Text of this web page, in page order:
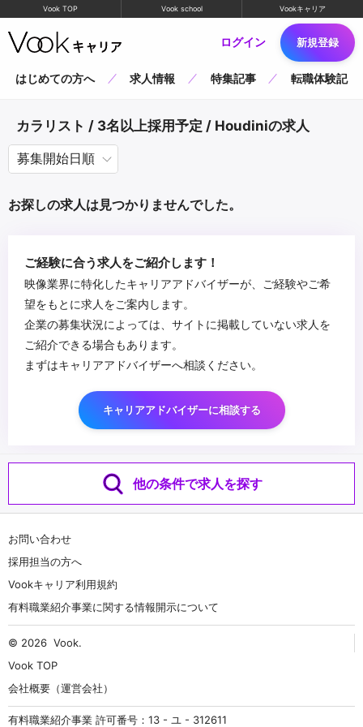
Vook TOP Vook school Vookキャリア
ログイン 新規登録
はじめての方へ 求人情報 特集記事 転職体験記
カラリスト / 3名以上採用予定 / Houdiniの求人
お探しの求人は見つかりませんでした。
ご経験に合う求人をご紹介します！
映像業界に特化したキャリアアドバイザーが、ご経験やご希
望をもとに求人をご案内します。
企業の募集状況によっては、サイトに掲載していない求人を
ご紹介できる場合もあります。
まずはキャリアアドバイザーへ相談ください。
キャリアアドバイザーに相談する
他の条件で求人を探す
お問い合わせ
採用担当の方へ
Vookキャリア利用規約
有料職業紹介事業に関する情報開示について
© 2026 Vook.
Vook TOP
会社概要（運営会社）
有料職業紹介事業 許可番号：13 - ユ - 312611